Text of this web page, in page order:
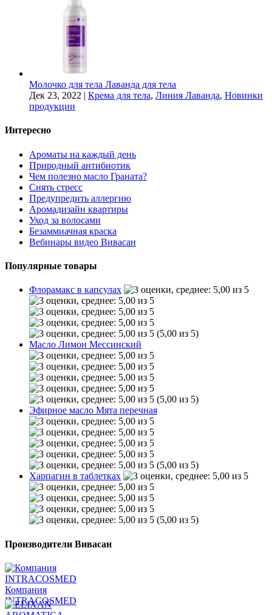
Молочко для тела Лаванда для тела
Дек 23, 2022 | Крема для тела, Линия Лаванда, Новинки
продукции
Интересно
Ароматы на каждый день
Природный антибиотик
Чем полезно масло Граната?
Снять стресс
Предупредить аллергию
Аромадизайн квартиры
Уход за волосами
Безаммиачная краска
Вебинары видео Вивасан
Популярные товары
Флорамакс в капсулах
(5,00 из 5)
Масло Лимон Мессинский
(5,00 из 5)
Эфирное масло Мята перечная
(5,00 из 5)
Харпагин в таблетках
(5,00 из 5)
Производители Вивасан
Компания
INTRACOSMED